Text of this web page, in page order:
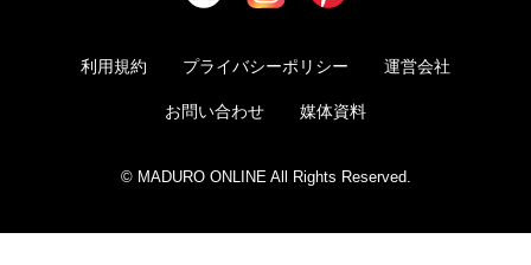
利用規約 プライバシーポリシー 運営会社
お問い合わせ 媒体資料
© MADURO ONLINE All Rights Reserved.